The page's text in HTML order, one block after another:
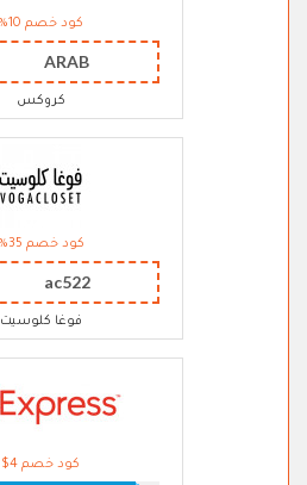
كود خصم 10%
ARAB
كروكس
كود خصم 35%
ac522
فوغا كلوسيت
كود خصم 4$